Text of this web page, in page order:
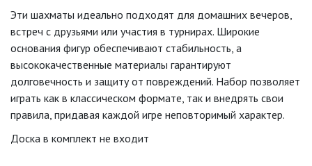
Эти шахматы идеально подходят для домашних вечеров,
встреч с друзьями или участия в турнирах. Широкие
основания фигур обеспечивают стабильность, а
высококачественные материалы гарантируют
долговечность и защиту от повреждений. Набор позволяет
играть как в классическом формате, так и внедрять свои
правила, придавая каждой игре неповторимый характер.
Доска в комплект не входит